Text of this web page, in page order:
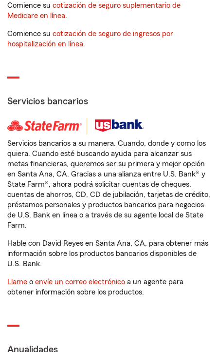
Comience su cotización de seguro suplementario de
Medicare en línea.
Comience su cotización de seguro de ingresos por
hospitalización en línea.
Servicios bancarios
Servicios bancarios a su manera. Cuando, donde y como los
quiera. Cuando esté buscando ayuda para alcanzar sus
metas financieras, queremos ser su primera y mejor opción
en Santa Ana, CA. Gracias a una alianza entre U.S. Bank® y
State Farm®, ahora podrá solicitar cuentas de cheques,
cuentas de ahorros, CD, CD de jubilación, tarjetas de crédito,
préstamos personales y productos bancarios para negocios
de U.S. Bank en línea o a través de su agente local de State
Farm.
Hable con David Reyes en Santa Ana, CA, para obtener más
información sobre los productos bancarios disponibles de
U.S. Bank.
Llame o envíe un correo electrónico a un agente para
obtener información sobre los productos.
Anualidades